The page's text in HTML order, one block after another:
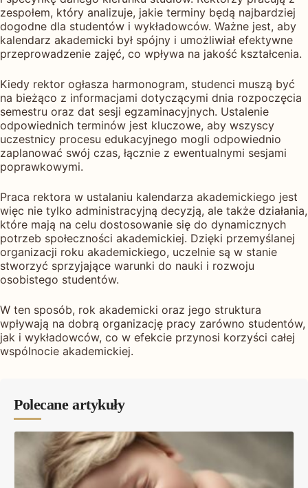
zespołem, który analizuje, jakie terminy będą najbardziej
dogodne dla studentów i wykładowców. Ważne jest, aby
kalendarz akademicki był spójny i umożliwiał efektywne
przeprowadzenie zajęć, co wpływa na jakość kształcenia.
Kiedy rektor ogłasza harmonogram, studenci muszą być
na bieżąco z informacjami dotyczącymi dnia rozpoczęcia
semestru oraz dat sesji egzaminacyjnych. Ustalenie
odpowiednich terminów jest kluczowe, aby wszyscy
uczestnicy procesu edukacyjnego mogli odpowiednio
zaplanować swój czas, łącznie z ewentualnymi sesjami
poprawkowymi.
Praca rektora w ustalaniu kalendarza akademickiego jest
więc nie tylko administracyjną decyzją, ale także działania,
które mają na celu dostosowanie się do dynamicznych
potrzeb społeczności akademickiej. Dzięki przemyślanej
organizacji roku akademickiego, uczelnie są w stanie
stworzyć sprzyjające warunki do nauki i rozwoju
osobistego studentów.
W ten sposób, rok akademicki oraz jego struktura
wpływają na dobrą organizację pracy zarówno studentów,
jak i wykładowców, co w efekcie przynosi korzyści całej
wspólnocie akademickiej.
Polecane artykuły